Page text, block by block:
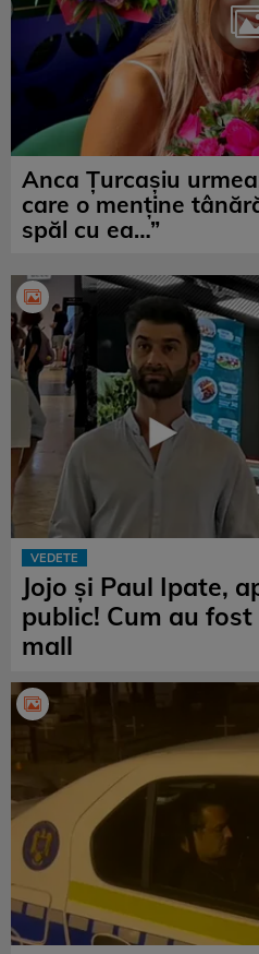
Anca Țurcașiu
care o menține
spăl cu ea…”
VEDETE
Jojo și Paul Ipate,
public! Cum au
mall